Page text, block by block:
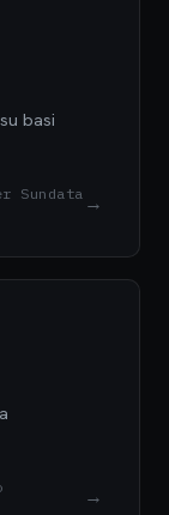
basi
Sundata →
→